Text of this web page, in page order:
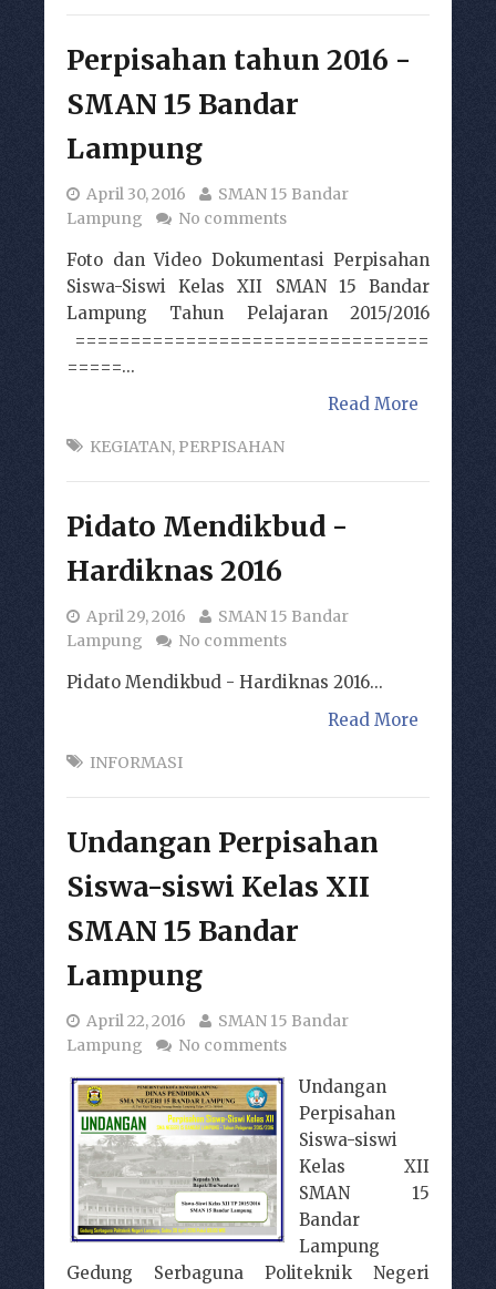
Perpisahan tahun 2016 -
SMAN 15 Bandar
Lampung
April 30, 2016
SMAN 15 Bandar
Lampung
No comments
Foto dan Video Dokumentasi Perpisahan
Siswa-Siswi Kelas XII SMAN 15 Bandar
Lampung Tahun Pelajaran 2015/2016
================================
=====...
Read More
KEGIATAN, PERPISAHAN
Pidato Mendikbud -
Hardiknas 2016
April 29, 2016
SMAN 15 Bandar
Lampung
No comments
Pidato Mendikbud - Hardiknas 2016...
Read More
INFORMASI
‎Undangan Perpisahan
Siswa-siswi Kelas XII‬
SMAN 15 Bandar
Lampung
April 22, 2016
SMAN 15 Bandar
Lampung
No comments
Undangan
Perpisahan
Siswa-siswi
Kelas XII‬
SMAN 15
Bandar
Lampung
Gedung Serbaguna Politeknik Negeri